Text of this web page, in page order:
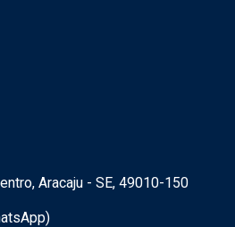
Aracaju - SE, 49010-150